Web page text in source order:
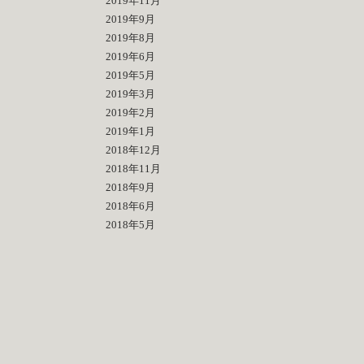
2019年9月
2019年8月
2019年6月
2019年5月
2019年3月
2019年2月
2019年1月
2018年12月
2018年11月
2018年9月
2018年6月
2018年5月